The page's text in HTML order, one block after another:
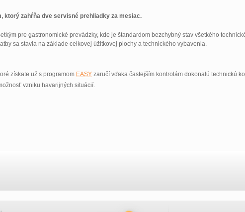
ktorý zahŕňa dve servisné prehliadky za mesiac.
pre gastronomické prevádzky, kde je štandardom bezchybný stav všetkého
sa stavia na základe celkovej úžitkovej plochy a technického vybavenia.
získate už s programom EASY zaručí vďaka častejším kontrolám dokonalú technickú
vzniku havarijných situácií.